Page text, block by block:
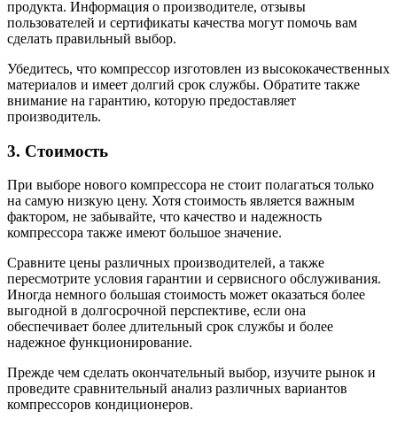
продукта. Информация о производителе, отзывы
пользователей и сертификаты качества могут помочь вам
сделать правильный выбор.
Убедитесь, что компрессор изготовлен из высококачественных
материалов и имеет долгий срок службы. Обратите также
внимание на гарантию, которую предоставляет
производитель.
3. Стоимость
При выборе нового компрессора не стоит полагаться только
на самую низкую цену. Хотя стоимость является важным
фактором, не забывайте, что качество и надежность
компрессора также имеют большое значение.
Сравните цены различных производителей, а также
пересмотрите условия гарантии и сервисного обслуживания.
Иногда немного большая стоимость может оказаться более
выгодной в долгосрочной перспективе, если она
обеспечивает более длительный срок службы и более
надежное функционирование.
Прежде чем сделать окончательный выбор, изучите рынок и
проведите сравнительный анализ различных вариантов
компрессоров кондиционеров.